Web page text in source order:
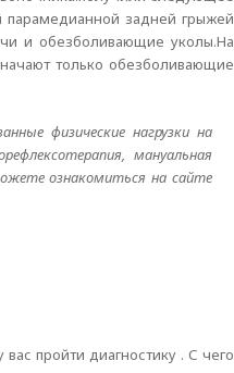
парамедианной задней грыжей
и обезболивающие уколы.На
только обезболивающие
физические нагрузки на
мануальная
ознакомиться на сайте
пройти диагностику . С чего